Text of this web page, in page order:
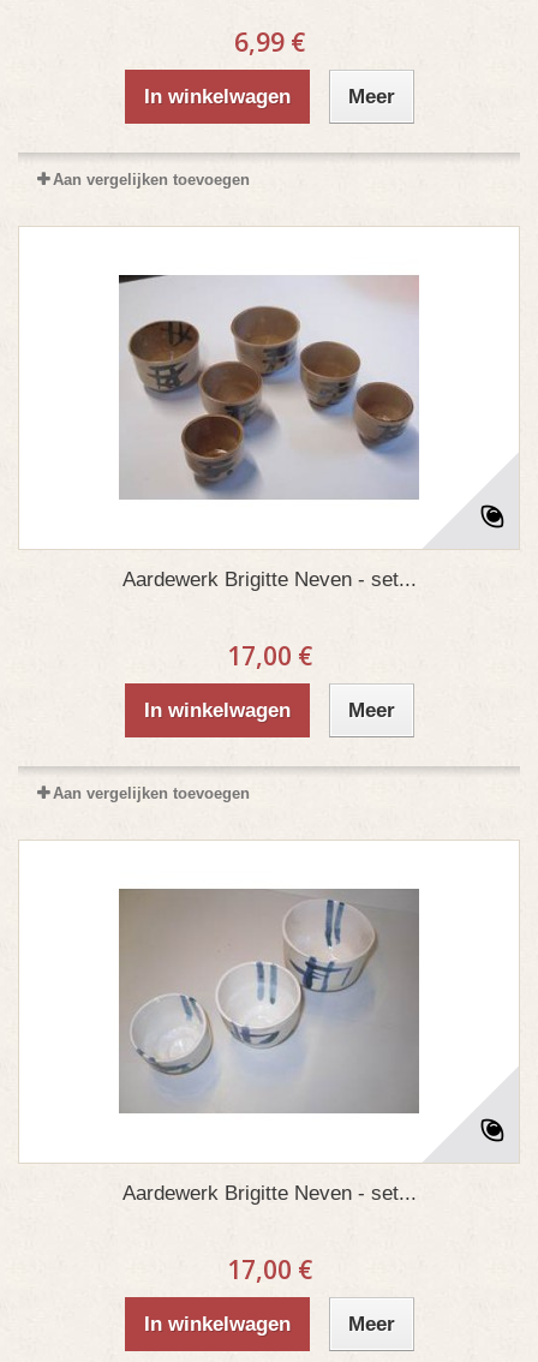
6,99 €
In winkelwagen Meer
Aan vergelijken toevoegen
Aardewerk Brigitte Neven - set...
17,00 €
In winkelwagen Meer
Aan vergelijken toevoegen
Aardewerk Brigitte Neven - set...
17,00 €
In winkelwagen Meer